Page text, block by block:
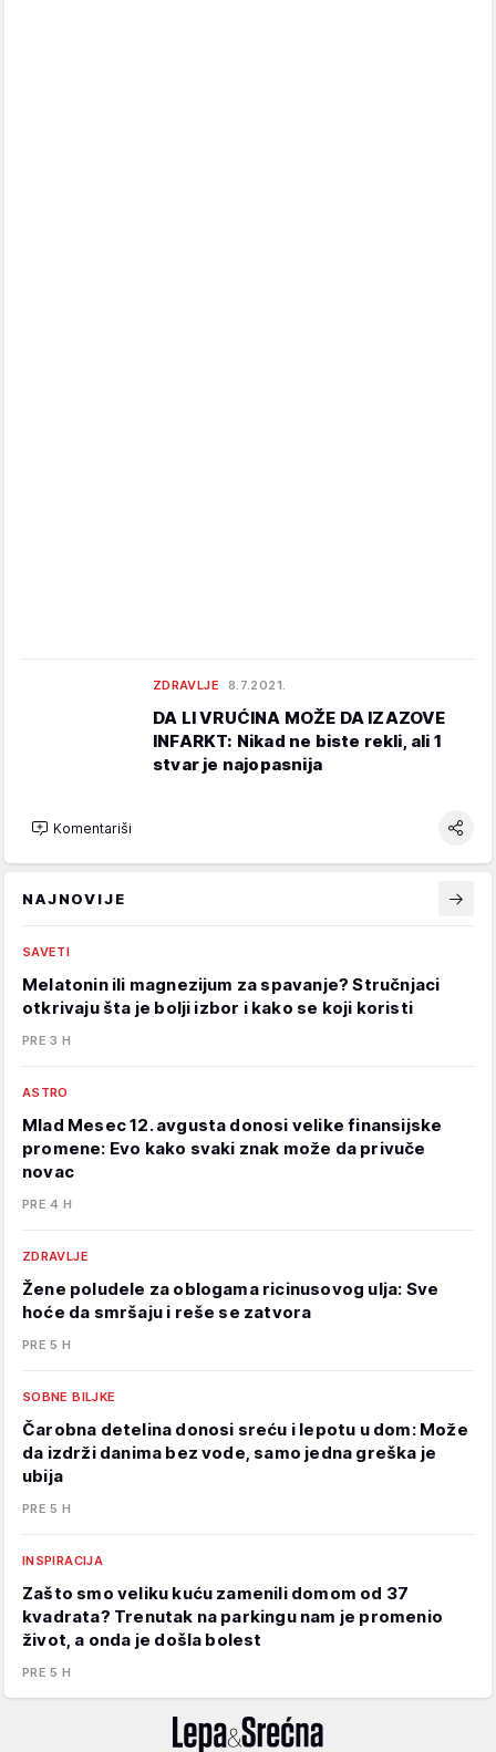
ZDRAVLJE 8.7.2021.
DA LI VRUĆINA MOŽE DA IZAZOVE
INFARKT: Nikad ne biste rekli, ali 1
stvar je najopasnija
Komentariši
NAJNOVIJE
SAVETI
Melatonin ili magnezijum za spavanje? Stručnjaci
otkrivaju šta je bolji izbor i kako se koji koristi
PRE 3 H
ASTRO
Mlad Mesec 12. avgusta donosi velike finansijske
promene: Evo kako svaki znak može da privuče
novac
PRE 4 H
ZDRAVLJE
Žene poludele za oblogama ricinusovog ulja: Sve
hoće da smršaju i reše se zatvora
PRE 5 H
SOBNE BILJKE
Čarobna detelina donosi sreću i lepotu u dom: Može
da izdrži danima bez vode, samo jedna greška je
ubija
PRE 5 H
INSPIRACIJA
Zašto smo veliku kuću zamenili domom od 37
kvadrata? Trenutak na parkingu nam je promenio
život, a onda je došla bolest
PRE 5 H